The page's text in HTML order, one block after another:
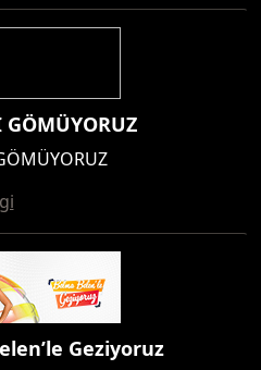
GÖMÜYORUZ
Geziyoruz